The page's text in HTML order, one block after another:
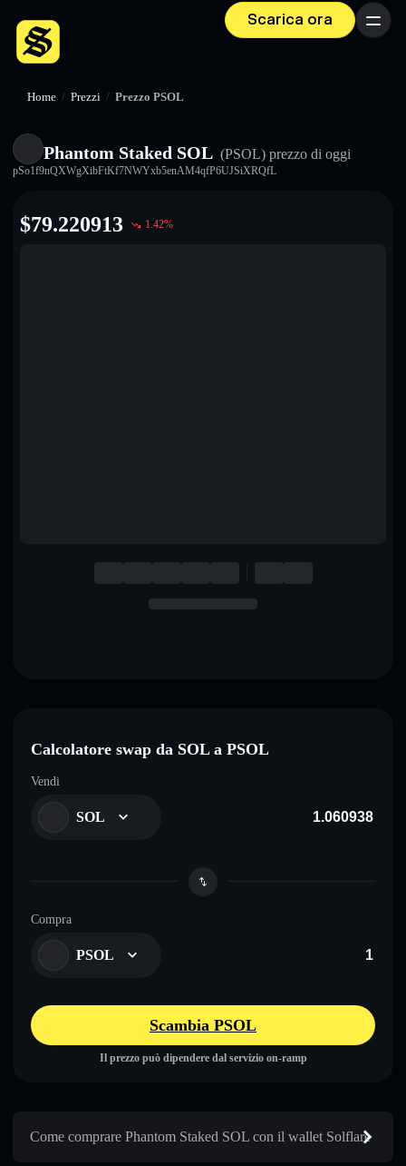
Scarica ora Menu
Home / Prezzi / Prezzo PSOL
Phantom Staked SOL (PSOL) prezzo di oggi
pSo1f9nQXWgXibFtKf7NWYxb5enAM4qfP6UJSiXRQfL
$79.220913 1.42%
Calcolatore swap da SOL a PSOL
Vendi
SOL
Compra
PSOL
Scambia PSOL
Il prezzo può dipendere dal servizio on-ramp
Come comprare Phantom Staked SOL con il wallet Solflare